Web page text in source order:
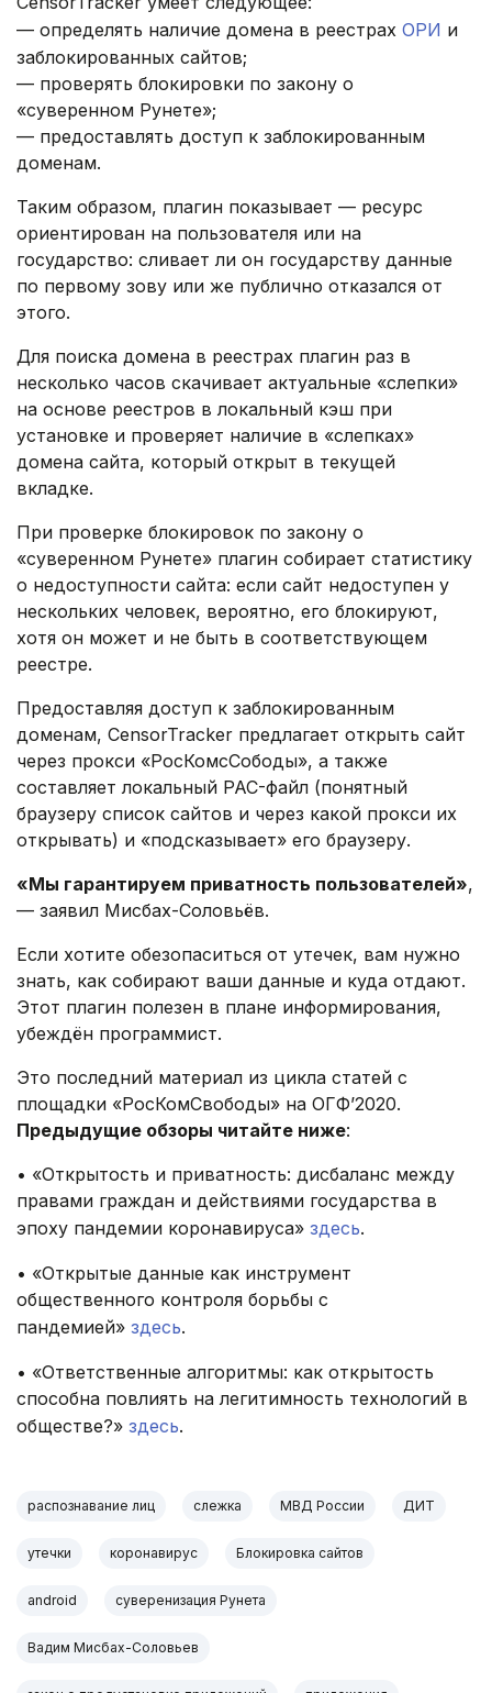
— определять наличие домена в реестрах ОРИ и
заблокированных сайтов;
— проверять блокировки по закону о
«суверенном Рунете»;
— предоставлять доступ к заблокированным
доменам.
Таким образом, плагин показывает — ресурс
ориентирован на пользователя или на
государство: сливает ли он государству данные
по первому зову или же публично отказался от
этого.
Для поиска домена в реестрах плагин раз в
несколько часов скачивает актуальные «слепки»
на основе реестров в локальный кэш при
установке и проверяет наличие в «слепках»
домена сайта, который открыт в текущей
вкладке.
При проверке блокировок по закону о
«суверенном Рунете» плагин собирает статистику
о недоступности сайта: если сайт недоступен у
нескольких человек, вероятно, его блокируют,
хотя он может и не быть в соответствующем
реестре.
Предоставляя доступ к заблокированным
доменам, CensorTracker предлагает открыть сайт
через прокси «РосКомсСободы», а также
составляет локальный PAC-файл (понятный
браузеру список сайтов и через какой прокси их
открывать) и «подсказывает» его браузеру.
«Мы гарантируем приватность пользователей»,
— заявил Мисбах-Соловьёв.
Если хотите обезопаситься от утечек, вам нужно
знать, как собирают ваши данные и куда отдают.
Этот плагин полезен в плане информирования,
убеждён программист.
Это последний материал из цикла статей с
площадки «РосКомСвободы» на ОГФ’2020.
Предыдущие обзоры читайте ниже:
• «Открытость и приватность: дисбаланс между
правами граждан и действиями государства в
эпоху пандемии коронавируса» здесь.
• «Открытые данные как инструмент
общественного контроля борьбы с
пандемией» здесь.
• «Ответственные алгоритмы: как открытость
способна повлиять на легитимность технологий в
обществе?» здесь.
распознавание лиц слежка МВД России ДИТ
утечки коронавирус Блокировка сайтов
android суверенизация Рунета
Вадим Мисбах-Соловьев